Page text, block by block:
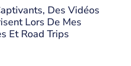
Des Vidéos
Lors De Mes
Et Road Trips